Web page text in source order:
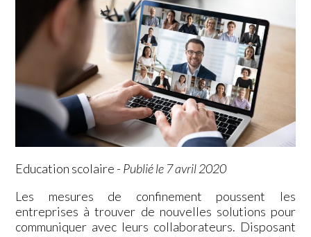
Education scolaire - Publié le 7 avril 2020
Les mesures de confinement poussent les
entreprises à trouver de nouvelles solutions pour
communiquer avec leurs collaborateurs. Disposant